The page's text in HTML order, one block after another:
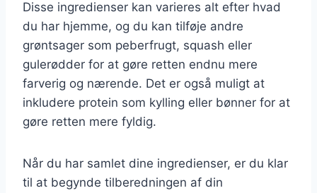
Disse ingredienser kan varieres alt efter hvad
du har hjemme, og du kan tilføje andre
grøntsager som peberfrugt, squash eller
gulerødder for at gøre retten endnu mere
farverig og nærende. Det er også muligt at
inkludere protein som kylling eller bønner for at
gøre retten mere fyldig.
Når du har samlet dine ingredienser, er du klar
til at begynde tilberedningen af din